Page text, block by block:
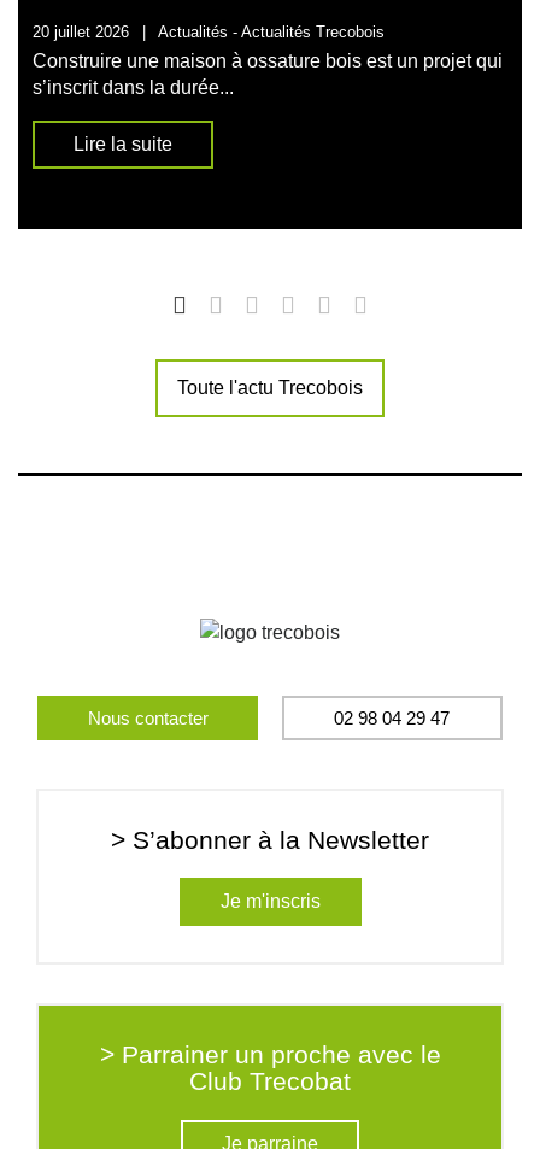
20 juillet 2026 | Actualités - Actualités Trecobois
Construire une maison à ossature bois est un projet qui
s’inscrit dans la durée...
Lire la suite
Toute l'actu Trecobois
Nous contacter 02 98 04 29 47
> S’abonner à la Newsletter
Je m'inscris
> Parrainer un proche avec le
Club Trecobat
Je parraine